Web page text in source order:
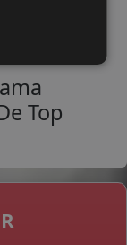
un
Top